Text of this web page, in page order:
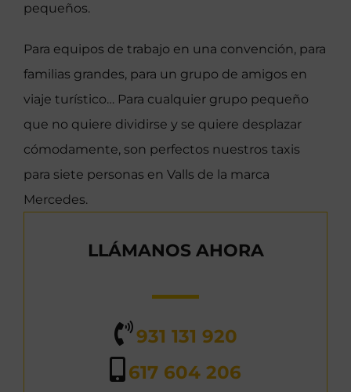
pequeños.
Para equipos de trabajo en una convención, para
familias grandes, para un grupo de amigos en
viaje turístico… Para cualquier grupo pequeño
que no quiere dividirse y se quiere desplazar
cómodamente, son perfectos nuestros taxis
para siete personas en Valls de la marca
Mercedes.
LLÁMANOS AHORA
931 131 920
617 604 206